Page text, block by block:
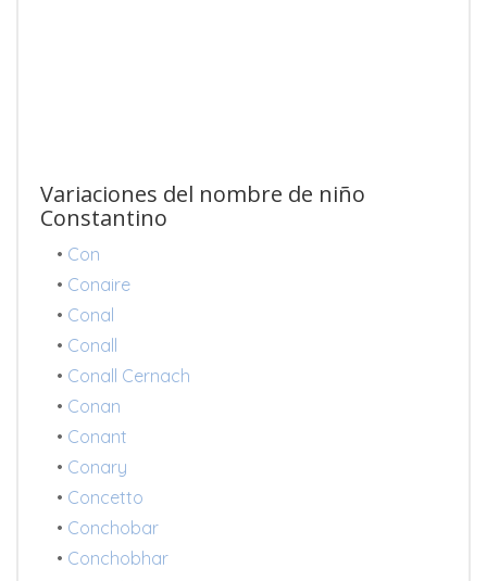
Variaciones del nombre de niño
Constantino
• Con
• Conaire
• Conal
• Conall
• Conall Cernach
• Conan
• Conant
• Conary
• Concetto
• Conchobar
• Conchobhar